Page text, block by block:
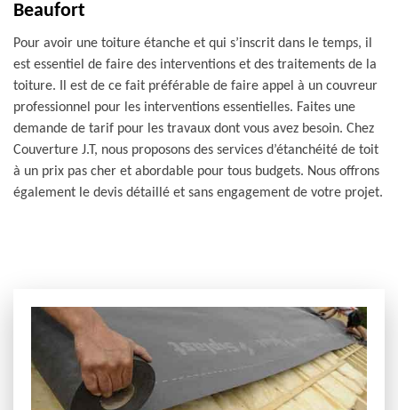
Beaufort
Pour avoir une toiture étanche et qui s’inscrit dans le temps, il
est essentiel de faire des interventions et des traitements de la
toiture. Il est de ce fait préférable de faire appel à un couvreur
professionnel pour les interventions essentielles. Faites une
demande de tarif pour les travaux dont vous avez besoin. Chez
Couverture J.T, nous proposons des services d’étanchéité de toit
à un prix pas cher et abordable pour tous budgets. Nous offrons
également le devis détaillé et sans engagement de votre projet.